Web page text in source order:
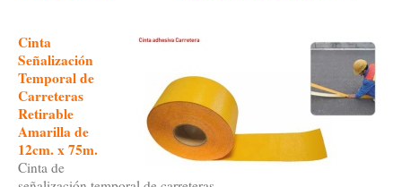
Cinta
Señalización
Temporal de
Carreteras
Retirable
Amarilla de
12cm. x 75m.
Cinta de